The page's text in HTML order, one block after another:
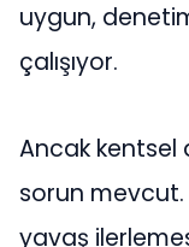
uygun,
çalışıyor.
Ancak
sorun mevcut.
yavaş